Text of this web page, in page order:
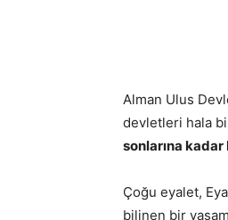
Alman Ulus
devletleri hala
sonlarına
Çoğu eyalet,
bilinen bir